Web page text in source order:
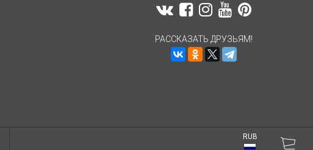
РАССКАЗАТЬ ДРУЗЬЯМ!
RUB